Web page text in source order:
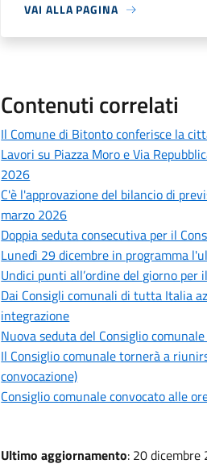
VAI ALLA PAGINA
Contenuti correlati
Il Comune di Bitonto conferisce la
Lavori su Piazza Moro e Via
2026
C'è l'approvazione del bilancio di
marzo 2026
Doppia seduta consecutiva per il
Lunedì 29 dicembre in programma
Undici punti all’ordine del giorno
Dai Consigli comunali di tutta Italia
integrazione
Nuova seduta del Consiglio
Il Consiglio comunale tornerà a
convocazione)
Consiglio comunale convocato alle
Ultimo aggiornamento: 20